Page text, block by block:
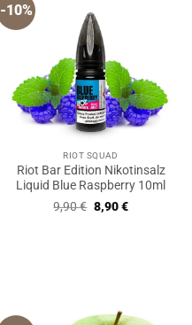
-10%
RIOT SQUAD
Riot Bar Edition Nikotinsalz
Liquid Blue Raspberry 10ml
9,90€ Ursprünglicher
Preis
8,90€Aktueller